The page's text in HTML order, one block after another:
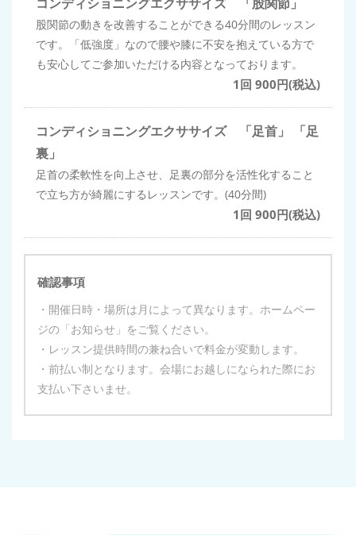
股関節の動きを改善することができる40分間のレッスン
です。「低強度」なので腰や膝に不安を抱えている方で
も安心してご参加いただける内容となっております。
1回 900円(税込)
コンディショニングエクササイズ 「足首」 「足
裏」
足首の柔軟性を向上させ、足裏の部分を活性化すること
で立ち方が綺麗にするレッスンです。(40分間)
1回 900円(税込)
確認事項
・開催日時・場所は月によって異なります。ホームペー
ジの「お知らせ」をご覧ください。
・レッスン提供時間の兼ね合いで料金が変動します。
・前払い制となります。会場にお越しになられた際にお
支払い下さいませ。